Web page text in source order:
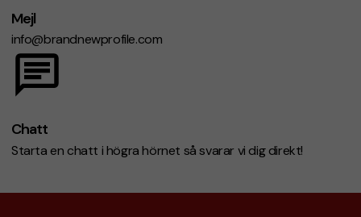
Mejl
info@brandnewprofile.com
Chatt
Starta en chatt i högra hörnet så svarar vi dig direkt!